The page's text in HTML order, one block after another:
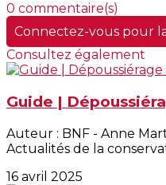
0 commentaire(s)
Connectez-vous pour
Consultez également
Guide |
Auteur : BNF - Anne
Actualités de la
16 avril 2025